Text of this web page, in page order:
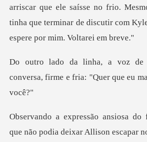
le saísse no frio.
tinha que terminar de dis
conversa, firme e fria: "
que não podia